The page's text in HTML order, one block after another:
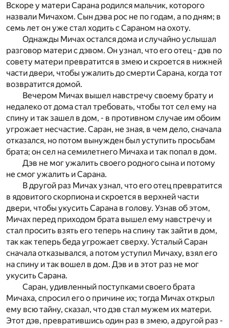
Вскоре у матери Сарана родился мальчик, которого
назвали Мичахом. Сын дэва рос не по годам, а по дням; в
семь лет он уже стал ходить с Сараном на охоту.
Однажды Мичах остался дома и случайно услышал
разговор матери с дэвом. Он узнал, что его отец - дэв по
совету матери превратится в змею и скроется в нижней
части двери, чтобы ужалить до смерти Сарана, когда тот
возвратится домой.
Вечером Мичах вышел навстречу своему брату и
недалеко от дома стал требовать, чтобы тот сел ему на
спину и так зашел в дом, - в противном случае им обоим
угрожает несчастие. Саран, не зная, в чем дело, сначала
отказался, но потом вынужден был уступить просьбам
брата; он сел на семилетнего Мичаха и так попал в дом.
Дэв не мог ужалить своего родного сына и потому
не смог ужалить и Сарана.
В другой раз Мичах узнал, что его отец превратится
в ядовитого скорпиона и скроется в верхней части
двери, чтобы укусить Сарана в голову. Узнав об этом,
Мичах перед приходом брата вышел ему навстречу и
стал просить взять его теперь на спину так зайти в дом,
так как теперь беда угрожает сверху. Усталый Саран
сначала отказывался, а потом уступил Мичаху, взял его
на спину и так вошел в дом. Дэв и в этот раз не мог
укусить Сарана.
Саран, удивленный поступками своего брата
Мичаха, спросил его о причине их; тогда Мичах открыл
ему всю тайну, сказал, что дэв стал мужем их матери.
Этот дэв, превратившись один раз в змею, а другой раз -